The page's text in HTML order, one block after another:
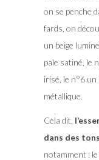
on se penche
fards, on
un beige
pale satiné, le
irisé, le n°6 un
métallique.
Cela dit,
dans des
notamment :